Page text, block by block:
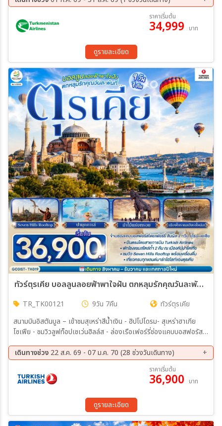
ค้นหา
โซเฟีย • ชมดินแดนแห่งเทพนิยาย คัปปาโดเกีย (ซื้อทัวร์ ขึ้นบอลลูนชมวิว)
• ชมดินแดนอันน่าอัศจรรย์ ปามุคคาเล่ (ปราสาทปุยฝ้าย) • ชมสุสานอตา
เติร์ก สุสานที่เก็บร่างของผู้นำที่เปลี่ยนแปลงชาติตุรกี • ชมโรงงานเครื่อง
Lake) ทะเลสาบน้ำจืดที่สวยงดงาม • ซาฟรานโบลู (Safranbolu) เมือง
มรดกโลกทางด้านวัฒนธรรม • ชมสัญลักษณ์อันชาญฉลาดด้านกลศึกของ
นักรบโบราณ ม้าไม้จำลองแห่งเมืองทรอย • ช้อปปิ้งสินค้าพื้นเมือง
คุณภาพที่ ตลาดสไปซ์ และย่าน TAKSIM SQUARE • ชม Galata
Tower หอคอยแห่งพระคริสต์ และช้อปปิ้งแหล่งใหม่ Galata port
Shopping
ราคาเริ่มต้น
34,999 บาท
ดูรายละเอียด
ทัวร์ตุรเคีย บอลลูนลอยฟ้าพาใจฝัน ตกหลุมรักคุณวันละพันที่ตุรเคีย ตุรเคีย 9วัน 7คืน (TK)
TR_TK00121 9วัน 7คืน
ทัวร์ตุรเคีย
สนามบินอิสตันบูล – เข้าชมสุเหร่าสีน้ำเงิน - ฮิปโปโดรม- สุเหร่าฮาเกีย
โซเฟีย - ชมวิวลูฟท็อปเซเว่นฮิลล์ส - ล่องเรือเฟอร์รี่ช่องแคบบอสฟอรัส -
รานโบลู - อังการ่า – สุสานอตาเติร์ก - คัปปาโดเกีย - ทะเลสาบเกลือ –
นครใต้ดิน - หุบเขาเกอเรเม - หุบเขานกพิราบ – ปราสาทหินยูชิซาร์ - คารา
วานสไร - ปามุคคาเล - เมืองโบราณเฮียราโพลิส – ปราสาทปุยฝ้าย - ชา
นัคคาเล – ถ่ายรูปม้าไม้แห่งทรอย - อิสตันบูล - ทักซิม สแควร์ - ตลาดส
เดินทางช่วง 22 ส.ค. 69 - 07 ม.ค. 70 (28 ช่วงวันเดินทาง)
03 ก.ย. 69 - 11 ก.ย. 69
15 ก.ย. 69 - 23 ก.ย. 69
17 ก.ย. 69 - 25 ก.ย. 69
24 ก.ย. 69 - 02 ต.ค. 69
01 ต.ค. 69 - 09 ต.ค. 69
13 ต.ค. 69 - 21 ต.ค. 69
22 ต.ค. 69 - 30 ต.ค. 69
28 ต.ค. 69 - 05 พ.ย. 69
30 ต.ค. 69 - 07 พ.ย. 69
ราคาเริ่มต้น
36,900 บาท
ดูรายละเอียด